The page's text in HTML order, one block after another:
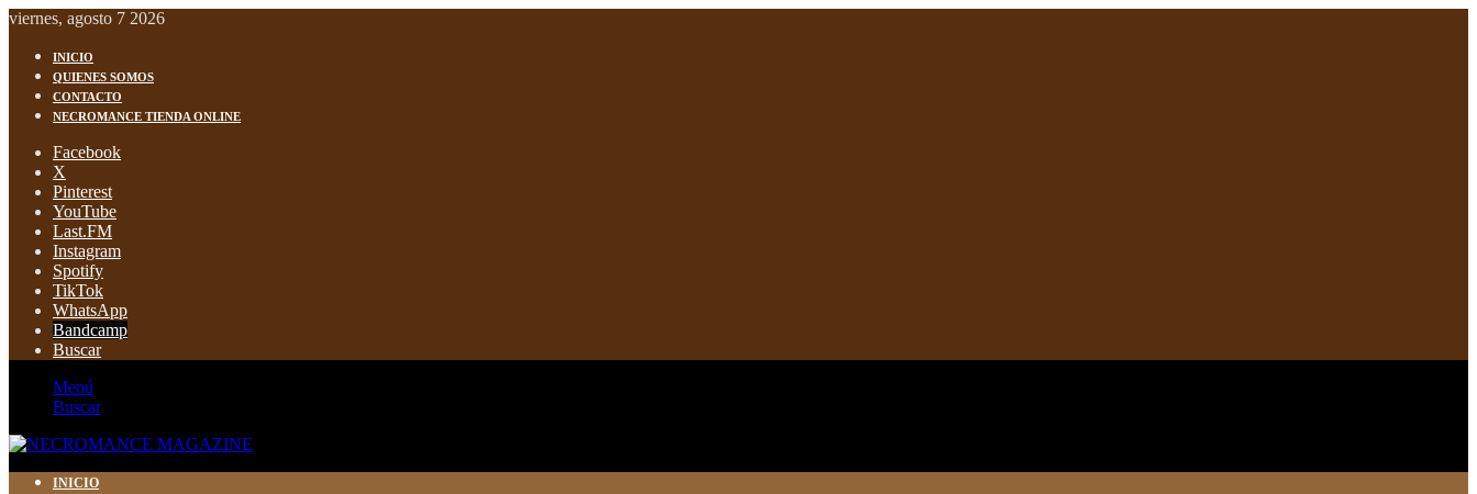
viernes, agosto 7 2026
INICIO
QUIENES SOMOS
CONTACTO
NECROMANCE TIENDA ONLINE
Facebook
X
Pinterest
YouTube
Last.FM
Instagram
Spotify
TikTok
WhatsApp
Bandcamp
Buscar
Menú
Buscar
INICIO